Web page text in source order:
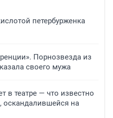
петербурженка
Порнозвезда из
своего мужа
в театре — что известно
оскандалившейся на